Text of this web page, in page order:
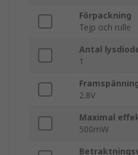
Förpackning
Tejp och rulle
Antal
1
2.8V
Maximal
500mW